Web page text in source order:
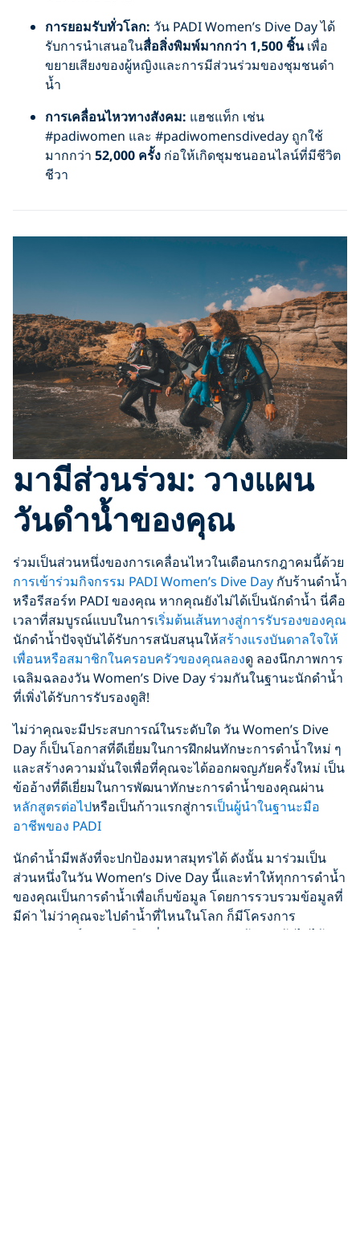
การยอมรับทั่วโลก: วัน PADI Women’s Dive Day ได้
รับการนำเสนอในสื่อสิ่งพิมพ์มากกว่า 1,500 ชิ้นเพื่อ
ขยายเสียงของผู้หญิงและการมีส่วนร่วมของชุมชนดำ
น้ำ
การเคลื่อนไหวทางสังคม: แฮชแท็ก เช่น
#padiwomen และ #padiwomensdiveday ถูกใช้
มากกว่า 52,000 ครั้ง ก่อให้เกิดชุมชนออนไลน์ที่มีชีวิต
ชีวา
มามีส่วนร่วม: วางแผน
วันดำน้ำของคุณ
ร่วมเป็นส่วนหนึ่งของการเคลื่อนไหวในเดือนกรกฎาคมนี้ด้วย
การเข้าร่วมกิจกรรม PADI Women’s Dive Day กับร้านดำน้ำ
หรือรีสอร์ท PADI ของคุณ หากคุณยังไม่ได้เป็นนักดำน้ำ นี่คือ
เวลาที่สมบูรณ์แบบในการเริ่มต้นเส้นทางสู่การรับรองของคุณ
นักดำน้ำปัจจุบันได้รับการสนับสนุนให้สร้างแรงบันดาลใจให้
เพื่อนหรือสมาชิกในครอบครัวของคุณลองดู ลองนึกภาพการ
เฉลิมฉลองวัน Women’s Dive Day ร่วมกันในฐานะนักดำน้ำ
ที่เพิ่งได้รับการรับรองดูสิ!
ไม่ว่าคุณจะมีประสบการณ์ในระดับใด วัน Women’s Dive
Day ก็เป็นโอกาสที่ดีเยี่ยมในการฝึกฝนทักษะการดำน้ำใหม่ ๆ
และสร้างความมั่นใจเพื่อที่คุณจะได้ออกผจญภัยครั้งใหม่ เป็น
ข้ออ้างที่ดีเยี่ยมในการพัฒนาทักษะการดำน้ำของคุณผ่าน
หลักสูตรต่อไปหรือเป็นก้าวแรกสู่การเป็นผู้นำในฐานะมือ
อาชีพของ PADI
นักดำน้ำมีพลังที่จะปกป้องมหาสมุทรได้ ดังนั้น มาร่วมเป็น
ส่วนหนึ่งในวัน Women’s Dive Day นี้และทำให้ทุกการดำน้ำ
ของคุณเป็นการดำน้ำเพื่อเก็บข้อมูล โดยการรวบรวมข้อมูลที่
มีค่า ไม่ว่าคุณจะไปดำน้ำที่ไหนในโลก ก็มีโครงการ
วิทยาศาสตร์ภาคพลเมืองที่คุณสามารถส่งข้อมูลเข้าไปได้